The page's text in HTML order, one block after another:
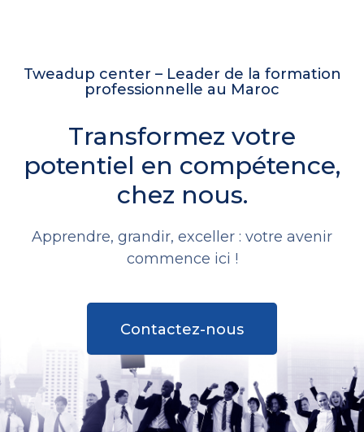
Tweadup center – Leader de la formation
professionnelle au Maroc
Transformez votre
potentiel en compétence,
chez nous.
Apprendre, grandir, exceller : votre avenir
commence ici !
Contactez-nous